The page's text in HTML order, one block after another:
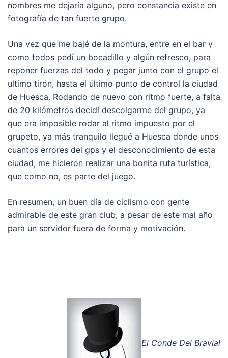
nombres me dejaría alguno, pero constancia existe en
fotografía de tan fuerte grupo.
Una vez que me bajé de la montura, entre en el bar y
como todos pedí un bocadillo y algún refresco, para
reponer fuerzas del todo y pegar junto con el grupo el
ultimo tirón, hasta el último punto de control la ciudad
de Huesca. Rodando de nuevo con ritmo fuerte, a falta
de 20 kilómetros decidí descolgarme del grupo, ya
que era imposible rodar al ritmo impuesto por el
grupeto, ya más tranquilo llegué a Huesca donde unos
cuantos errores del gps y el desconocimiento de esta
ciudad, me hicieron realizar una bonita ruta turística,
que como no, es parte del juego.
En resumen, un buen día de ciclismo con gente
admirable de este gran club, a pesar de este mal año
para un servidor fuera de forma y motivación.
El Conde Del Bravial